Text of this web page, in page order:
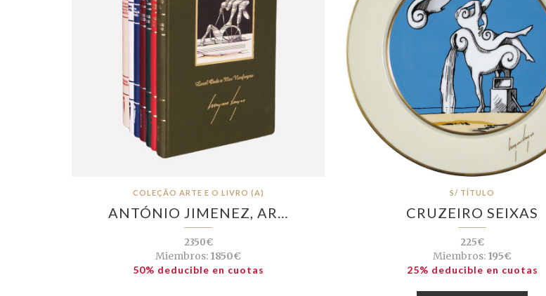
COLEÇÃO ARTE E O LIVRO (A)
ANTÓNIO JIMENEZ, AR…
2350€
Miembros: 1850€
50% deducible en cuotas
S/ TÍTULO
CRUZEIRO SEIXAS
225€
Miembros: 195€
25% deducible en cuotas